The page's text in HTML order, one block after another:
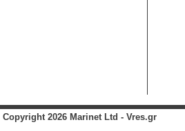
Copyright 2026 Marinet Ltd - Vres.gr